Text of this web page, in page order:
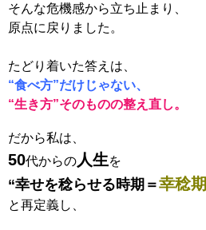
そんな危機感から立ち止まり、
原点に戻りました。
たどり着いた答えは、
“食べ方”だけじゃない、
“生き方”そのものの整え直し。
だから私は、
50代からの人生を
“幸せを稔らせる時期＝幸稔期
と再定義し、